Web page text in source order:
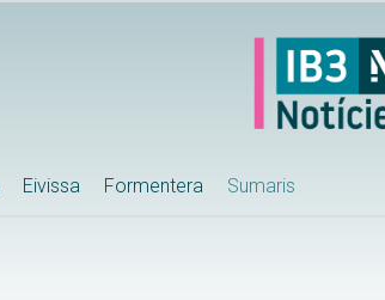
Eivissa Formentera Sumaris